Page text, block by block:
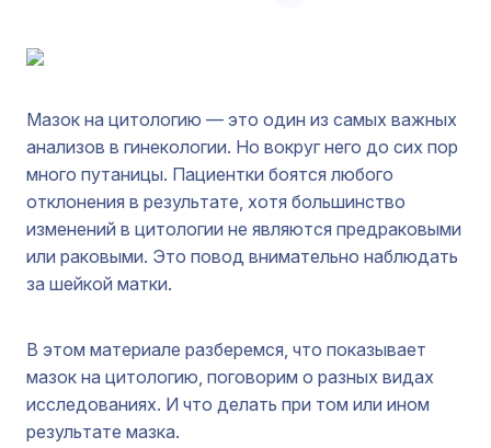
Мазок на цитологию — это один из самых важных
анализов в гинекологии. Но вокруг него до сих пор
много путаницы. Пациентки боятся любого
отклонения в результате, хотя большинство
изменений в цитологии не являются предраковыми
или раковыми. Это повод внимательно наблюдать
за шейкой матки.
В этом материале разберемся, что показывает
мазок на цитологию, поговорим о разных видах
исследованиях. И что делать при том или ином
результате мазка.